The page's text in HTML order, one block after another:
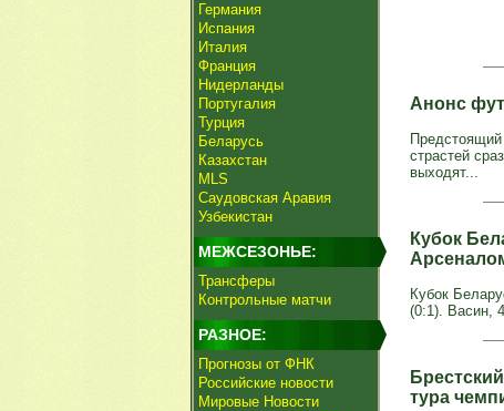
Германия
Испания
Италия
Франция
Нидерланды
Португалия
Турция
Беларусь
Казахстан
MLS
Саудовская Аравия
Узбекистан
МЕЖСЕЗОНЬЕ:
Трансферы
Контрольные матчи
РАЗНОЕ:
Прогнозы от ФНК
Российские новости
Мировые Новости
Анонс
страстей
выходят...
Кубок
Кубок
(0:1). Васин,
тура